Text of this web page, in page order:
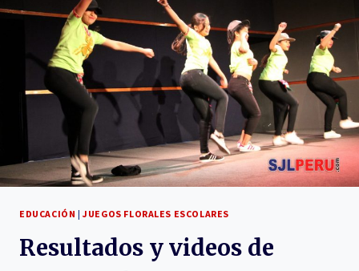
EDUCACIÓN |JUEGOS FLORALES ESCOLARES
Resultados y videos de